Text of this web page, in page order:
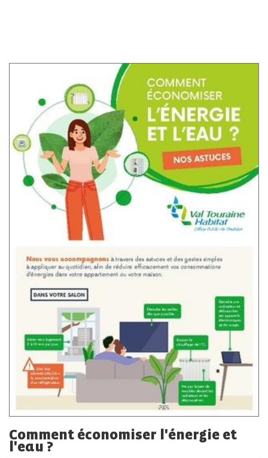
Comment économiser l'énergie et
l'eau ?